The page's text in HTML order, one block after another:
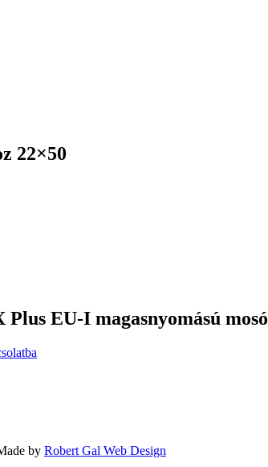
22×50
EU-I magasnyomású mosó
by Robert Gal Web Design